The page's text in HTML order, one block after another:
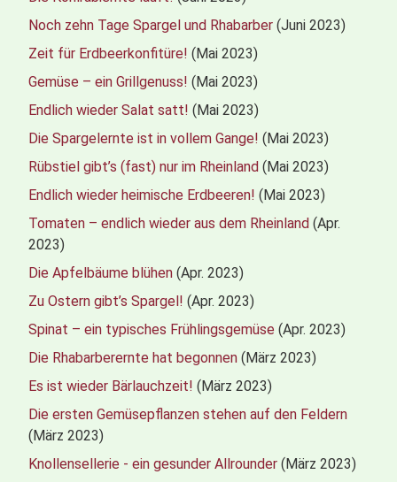
Noch zehn Tage Spargel und Rhabarber (Juni 2023)
Zeit für Erdbeerkonfitüre! (Mai 2023)
Gemüse – ein Grillgenuss! (Mai 2023)
Endlich wieder Salat satt! (Mai 2023)
Die Spargelernte ist in vollem Gange! (Mai 2023)
Rübstiel gibt’s (fast) nur im Rheinland (Mai 2023)
Endlich wieder heimische Erdbeeren! (Mai 2023)
Tomaten – endlich wieder aus dem Rheinland (Apr.
2023)
Die Apfelbäume blühen (Apr. 2023)
Zu Ostern gibt’s Spargel! (Apr. 2023)
Spinat – ein typisches Frühlingsgemüse (Apr. 2023)
Die Rhabarberernte hat begonnen (März 2023)
Es ist wieder Bärlauchzeit! (März 2023)
Die ersten Gemüsepflanzen stehen auf den Feldern
(März 2023)
Knollensellerie - ein gesunder Allrounder (März 2023)